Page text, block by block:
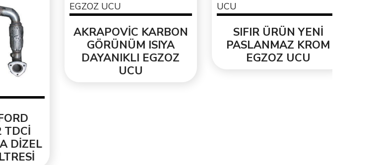
AKRAPOVİC KARBON
GÖRÜNÜM ISIYA
DAYANIKLI EGZOZ
UCU
SIFIR ÜRÜN YENİ
PASLANMAZ KROM
EGZOZ UCU